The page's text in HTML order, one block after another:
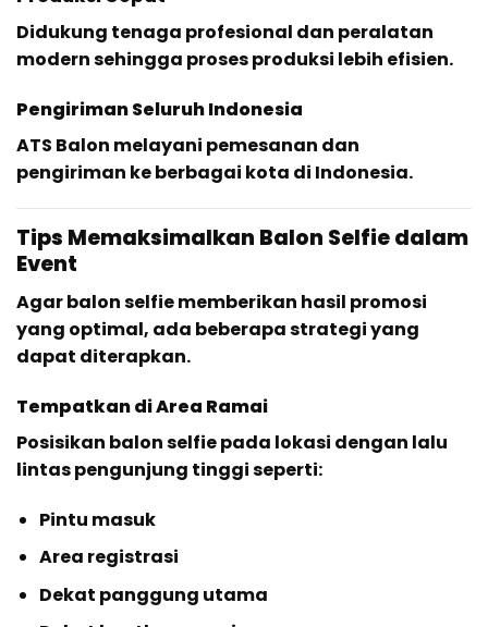
Didukung tenaga profesional dan peralatan
modern sehingga proses produksi lebih efisien.
Pengiriman Seluruh Indonesia
ATS Balon melayani pemesanan dan
pengiriman ke berbagai kota di Indonesia.
Tips Memaksimalkan Balon Selfie dalam
Event
Agar balon selfie memberikan hasil promosi
yang optimal, ada beberapa strategi yang
dapat diterapkan.
Tempatkan di Area Ramai
Posisikan balon selfie pada lokasi dengan lalu
lintas pengunjung tinggi seperti:
Pintu masuk
Area registrasi
Dekat panggung utama